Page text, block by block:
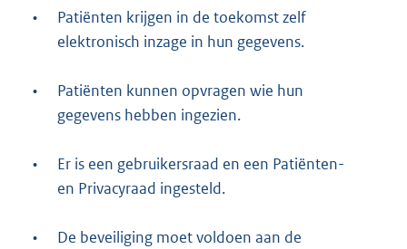
•
Patiënten krijgen in de toekomst zelf
elektronisch inzage in hun gegevens.
•
Patiënten kunnen opvragen wie hun
gegevens hebben ingezien.
•
Er is een gebruikersraad en een Patiënten-
en Privacyraad ingesteld.
•
De beveiliging moet voldoen aan de